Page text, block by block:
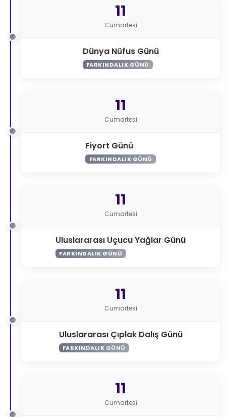
11
Cumartesi
Dünya Nüfus Günü
FARKINDALIK GÜNÜ
11
Cumartesi
Fiyort Günü
FARKINDALIK GÜNÜ
11
Cumartesi
Uluslararası Uçucu Yağlar Günü
FARKINDALIK GÜNÜ
11
Cumartesi
Uluslararası Çıplak Dalış Günü
FARKINDALIK GÜNÜ
11
Cumartesi